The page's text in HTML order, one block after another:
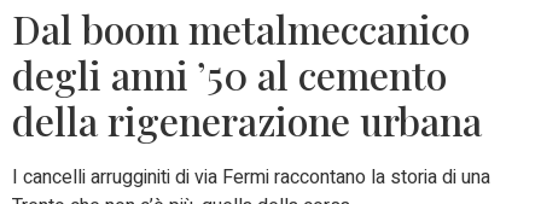
Dal boom metalmeccanico
degli anni ’50 al cemento
della rigenerazione urbana
I cancelli arrugginiti di via Fermi raccontano la storia di una